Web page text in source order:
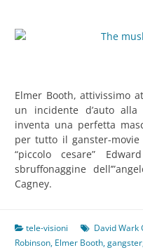
Elmer Booth, attivissimo
un incidente d’auto
inventa una perfetta
per tutto il ganster-
“piccolo cesare”
sbruffonaggine
Cagney.
tele-visioni David Wark
Robinson, Elmer Booth,gangster